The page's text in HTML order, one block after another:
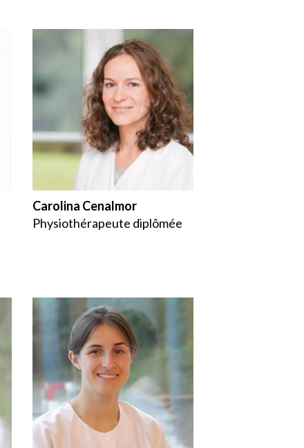
Carolina Cenalmor
Physiothérapeute diplômée